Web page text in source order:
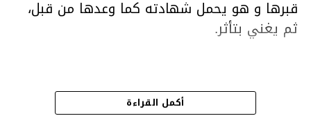
قبرها و هو يحمل شهادته كما وعدها من قبل،
ثم يغني بتأثر.
هذا قد شهدت الحلقة الأخير من مسلسل
أكمل القراءة